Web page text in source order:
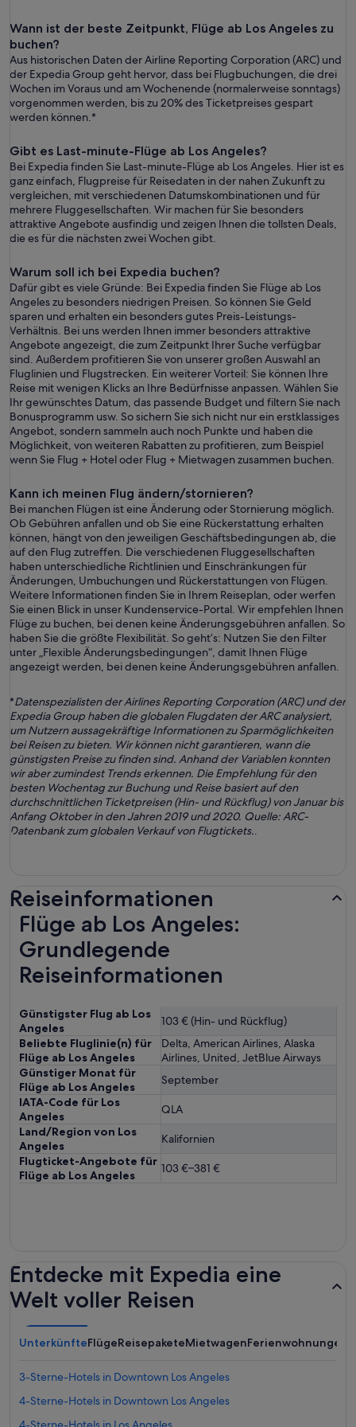
Wann ist der beste Zeitpunkt, Flüge ab Los Angeles zu
buchen?
Aus historischen Daten der Airline Reporting Corporation (ARC) und
der Expedia Group geht hervor, dass bei Flugbuchungen, die drei
Wochen im Voraus und am Wochenende (normalerweise sonntags)
vorgenommen werden, bis zu 20% des Ticketpreises gespart
werden können.*
Gibt es Last-minute-Flüge ab Los Angeles?
Bei Expedia finden Sie Last-minute-Flüge ab Los Angeles. Hier ist es
ganz einfach, Flugpreise für Reisedaten in der nahen Zukunft zu
vergleichen, mit verschiedenen Datumskombinationen und für
mehrere Fluggesellschaften. Wir machen für Sie besonders
attraktive Angebote ausfindig und zeigen Ihnen die tollsten Deals,
die es für die nächsten zwei Wochen gibt.
Warum soll ich bei Expedia buchen?
Dafür gibt es viele Gründe: Bei Expedia finden Sie Flüge ab Los
Angeles zu besonders niedrigen Preisen. So können Sie Geld
sparen und erhalten ein besonders gutes Preis-Leistungs-
Verhältnis. Bei uns werden Ihnen immer besonders attraktive
Angebote angezeigt, die zum Zeitpunkt Ihrer Suche verfügbar
sind. Außerdem profitieren Sie von unserer großen Auswahl an
Fluglinien und Flugstrecken. Ein weiterer Vorteil: Sie können Ihre
Reise mit wenigen Klicks an Ihre Bedürfnisse anpassen. Wählen Sie
Ihr gewünschtes Datum, das passende Budget und filtern Sie nach
Bonusprogramm usw. So sichern Sie sich nicht nur ein erstklassiges
Angebot, sondern sammeln auch noch Punkte und haben die
Möglichkeit, von weiteren Rabatten zu profitieren, zum Beispiel
wenn Sie Flug + Hotel oder Flug + Mietwagen zusammen buchen.
Kann ich meinen Flug ändern/stornieren?
Bei manchen Flügen ist eine Änderung oder Stornierung möglich.
Ob Gebühren anfallen und ob Sie eine Rückerstattung erhalten
können, hängt von den jeweiligen Geschäftsbedingungen ab, die
auf den Flug zutreffen. Die verschiedenen Fluggesellschaften
haben unterschiedliche Richtlinien und Einschränkungen für
Änderungen, Umbuchungen und Rückerstattungen von Flügen.
Weitere Informationen finden Sie in Ihrem Reiseplan, oder werfen
Sie einen Blick in unser Kundenservice-Portal. Wir empfehlen Ihnen
Flüge zu buchen, bei denen keine Änderungsgebühren anfallen. So
haben Sie die größte Flexibilität. So geht’s: Nutzen Sie den Filter
unter „Flexible Änderungsbedingungen“, damit Ihnen Flüge
angezeigt werden, bei denen keine Änderungsgebühren anfallen.
*Datenspezialisten der Airlines Reporting Corporation (ARC) und der
Expedia Group haben die globalen Flugdaten der ARC analysiert,
um Nutzern aussagekräftige Informationen zu Sparmöglichkeiten
bei Reisen zu bieten. Wir können nicht garantieren, wann die
günstigsten Preise zu finden sind. Anhand der Variablen konnten
wir aber zumindest Trends erkennen. Die Empfehlung für den
besten Wochentag zur Buchung und Reise basiert auf den
durchschnittlichen Ticketpreisen (Hin- und Rückflug) von Januar bis
Anfang Oktober in den Jahren 2019 und 2020. Quelle: ARC-
Datenbank zum globalen Verkauf von Flugtickets..
Reiseinformationen
Flüge ab Los Angeles:
Grundlegende
Reiseinformationen
Günstigster Flug ab Los
Angeles
103 € (Hin- und Rückflug)
Beliebte Fluglinie(n) für
Flüge ab Los Angeles
Delta, American Airlines, Alaska
Airlines, United, JetBlue Airways
Günstiger Monat für
Flüge ab Los Angeles
September
IATA-Code für Los
Angeles
QLA
Land/Region von Los
Angeles
Kalifornien
Flugticket-Angebote für
Flüge ab Los Angeles
103 €–381 €
Entdecke mit Expedia eine
Welt voller Reisen
UnterkünfteFlügeReisepaketeMietwagenFerienwohnungen
3-Sterne-Hotels in Downtown Los Angeles
4-Sterne-Hotels in Downtown Los Angeles